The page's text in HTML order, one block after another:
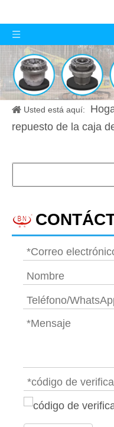
Usted está aquí:
repuesto de la caja